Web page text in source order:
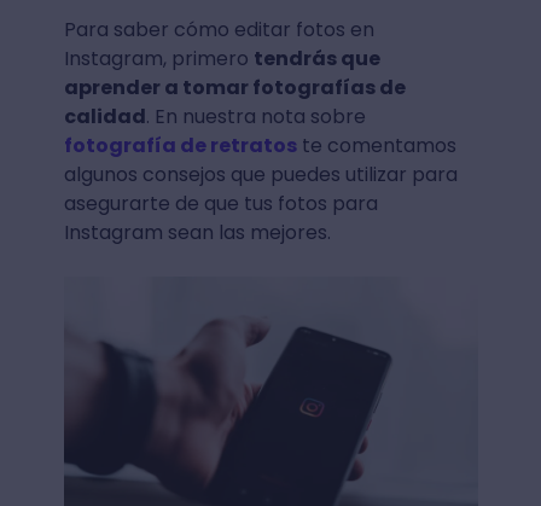
Para saber cómo editar fotos en
Instagram, primero tendrás que
aprender a tomar fotografías de
calidad. En nuestra nota sobre
fotografía de retratoste comentamos
algunos consejos que puedes utilizar para
asegurarte de que tus fotos para
Instagram sean las mejores.